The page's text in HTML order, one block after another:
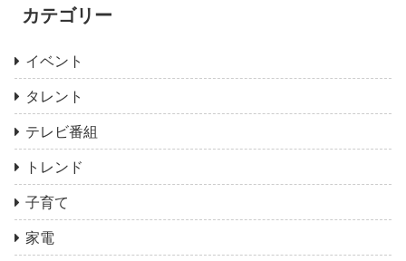
カテゴリー
イベント
タレント
テレビ番組
トレンド
子育て
家電